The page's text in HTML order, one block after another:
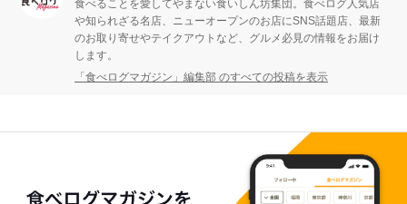
食べることを愛してやまない食いしん坊集団。食べログ人気店
や知られざる名店、ニューオープンのお店にSNS話題店、最新
のお取り寄せやテイクアウトなど、グルメ必見の情報をお届け
します。
「食べログマガジン」編集部 のすべての投稿を表示